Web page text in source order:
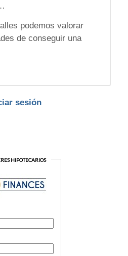
podemos valorar
de conseguir una
sesión